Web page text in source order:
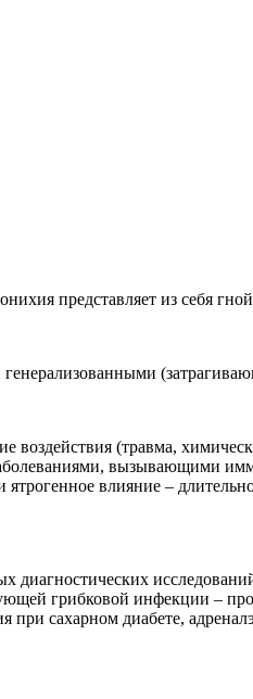
представляет из себя
(травма,
вызывающими
влияние –
диагностических
грибковой инфекции –
сахарном диабете,